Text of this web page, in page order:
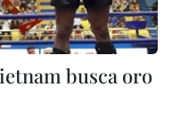
busca oro